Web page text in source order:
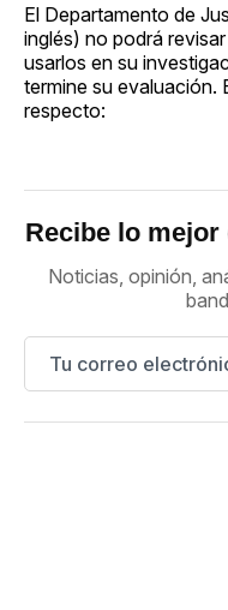
El Departamento de
inglés) no podrá
usarlos en su
termine su evaluación.
respecto:
Recibe lo
Noticias, opinión,